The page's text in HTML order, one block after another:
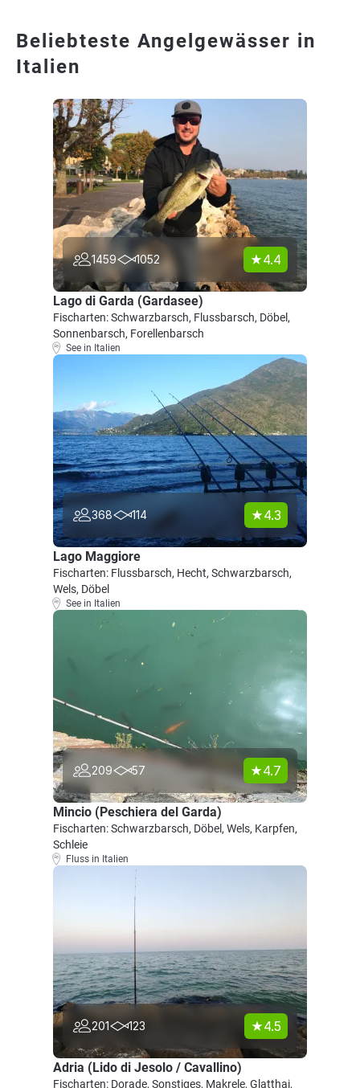
Beliebteste Angelgewässer in
Italien
1459 1052 4.4
Lago di Garda (Gardasee)
Fischarten: Schwarzbarsch, Flussbarsch, Döbel,
Sonnenbarsch, Forellenbarsch
See in Italien
368 114 4.3
Lago Maggiore
Fischarten: Flussbarsch, Hecht, Schwarzbarsch,
Wels, Döbel
See in Italien
209 57 4.7
Mincio (Peschiera del Garda)
Fischarten: Schwarzbarsch, Döbel, Wels, Karpfen,
Schleie
Fluss in Italien
201 123 4.5
Adria (Lido di Jesolo / Cavallino)
Fischarten: Dorade, Sonstiges, Makrele, Glatthai,